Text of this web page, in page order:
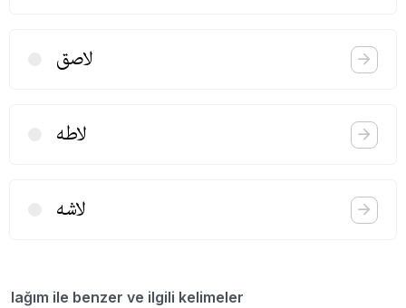
لاصق
لاطه
لاشه
lağım ile benzer ve ilgili kelimeler